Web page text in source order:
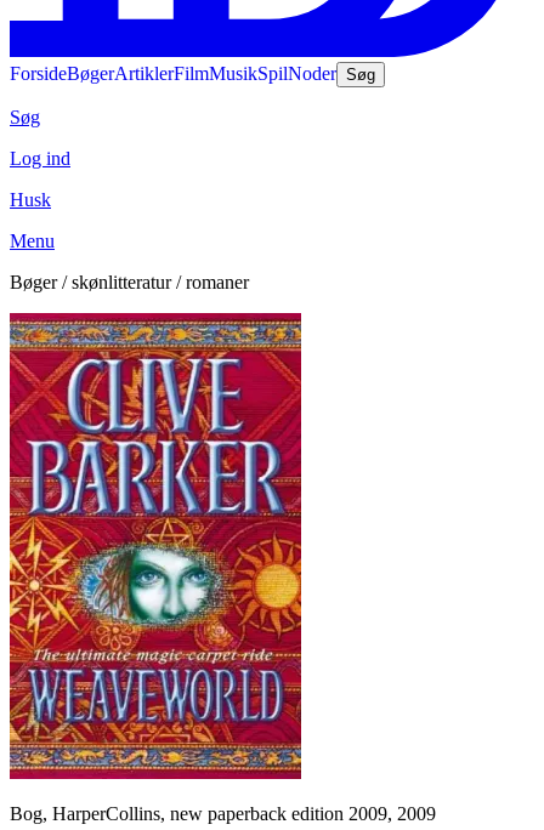
ForsideBøgerArtiklerFilmMusikSpilNoder Søg
Søg
Log ind
Husk
Menu
Bøger / skønlitteratur / romaner
Bog, HarperCollins, new paperback edition 2009, 2009